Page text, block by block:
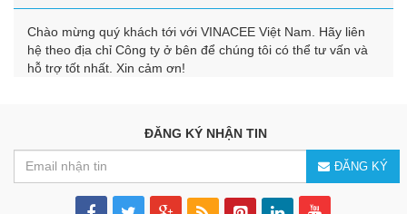
Chào mừng quý khách tới với VINACEE Việt Nam. Hãy liên
hệ theo địa chỉ Công ty ở bên để chúng tôi có thể tư vấn và
hỗ trợ tốt nhất. Xin cảm ơn!
ĐĂNG KÝ NHẬN TIN
ĐĂNG KÝ